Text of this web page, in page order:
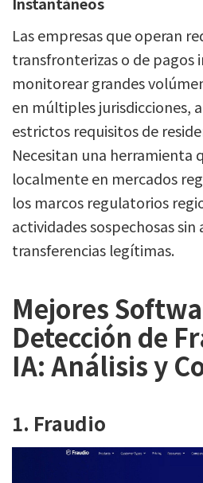
Las empresas que operan
transfronterizas o de pagos
monitorear grandes
en múltiples jurisdicciones,
estrictos requisitos de
Necesitan una herramienta
localmente en mercados
los marcos regulatorios
actividades sospechosas
transferencias legítimas.
Mejores
Detección de
IA: Análisis y
1. Fraudio